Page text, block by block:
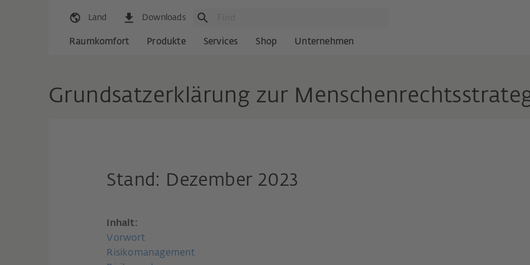
Land Downloads
Raumkomfort Produkte Services Shop Unternehmen
Grundsatzerklärung zur
Stand: Dezember 2023
Inhalt:
Vorwort
Risikomanagement